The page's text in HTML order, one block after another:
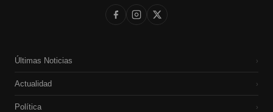
Últimas Noticias ›
Actualidad ›
Política ›